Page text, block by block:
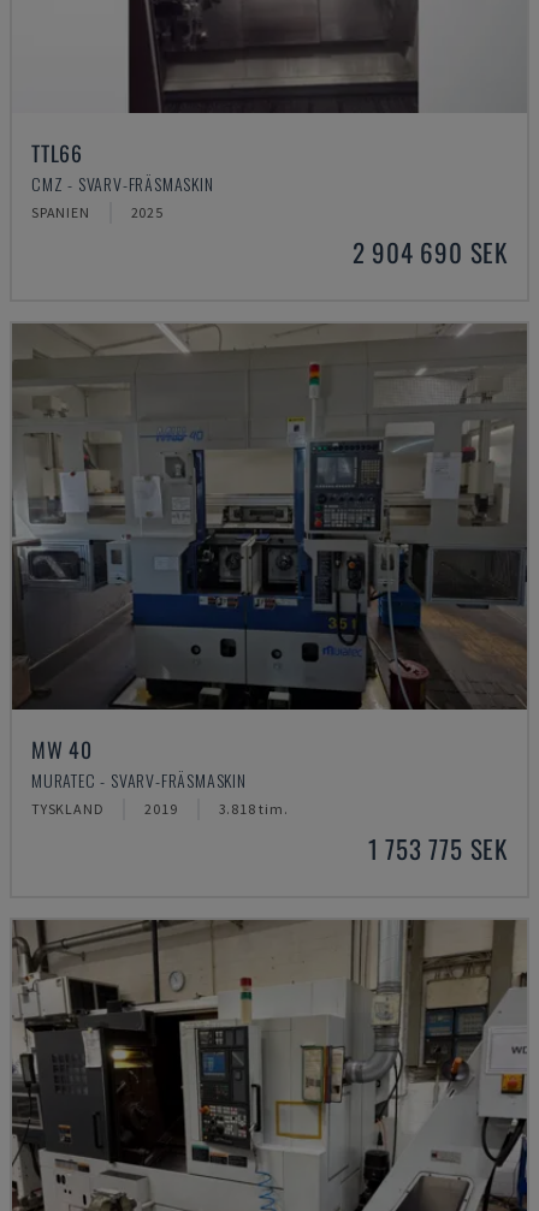
TTL66
CMZ - SVARV-FRÄSMASKIN
SPANIEN 2025
2 904 690 SEK
MW 40
MURATEC - SVARV-FRÄSMASKIN
TYSKLAND 2019 3.818 tim.
1 753 775 SEK